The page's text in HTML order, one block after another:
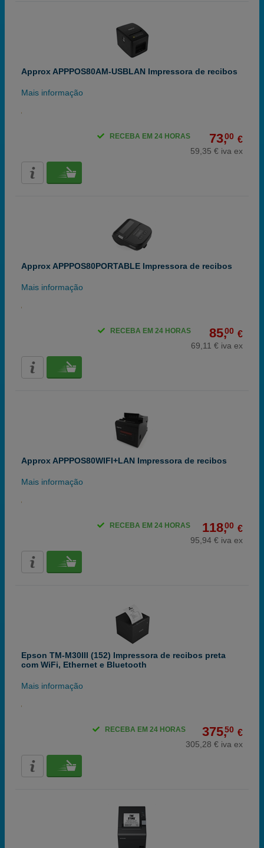
Approx APPPOS80AM-USBLAN Impressora de recibos
Mais informação
73,00 €
59,35 € iva ex
RECEBA EM 24 HORAS
Approx APPPOS80PORTABLE Impressora de recibos
Mais informação
85,00 €
69,11 € iva ex
RECEBA EM 24 HORAS
Approx APPPOS80WIFI+LAN Impressora de recibos
Mais informação
118,00 €
95,94 € iva ex
RECEBA EM 24 HORAS
Epson TM-M30III (152) Impressora de recibos preta
com WiFi, Ethernet e Bluetooth
Mais informação
375,50 €
305,28 € iva ex
RECEBA EM 24 HORAS